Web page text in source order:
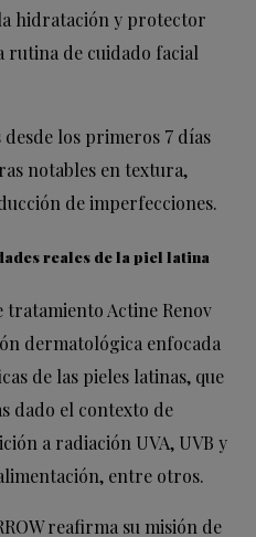
hidratación y protector
rutina de cuidado facial
los primeros 7 días
notables en textura,
de imperfecciones.
reales de la piel latina
Actine Renov
dermatológica enfocada
de las pieles latinas, que
dado el contexto de
a radiación UVA, UVB y
entre otros.
reafirma su misión de